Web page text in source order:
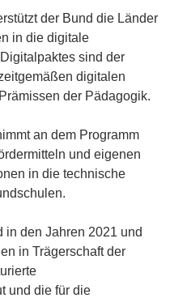
der Bund die Länder
in die digitale
sind der
digitalen
der Pädagogik.
an dem Programm
und eigenen
in die technische
in den Jahren 2021 und
in Trägerschaft der
und die für die